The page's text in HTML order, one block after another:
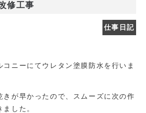
修工事
仕事日記
コニーにてウレタン塗膜防水を行いま
きが早かったので、スムーズに次の作
した。